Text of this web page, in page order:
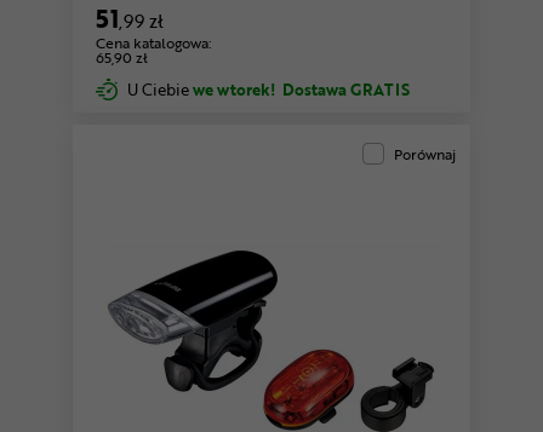
51,99 zł
Cena katalogowa:
65,90 zł
U Ciebiewe wtorek! Dostawa GRATIS
Porównaj